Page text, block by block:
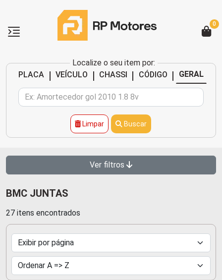
Localize o seu item por:
PLACA
| VEÍCULO | CHASSI | CÓDIGO | GERAL
Limpar Buscar
0
Ver filtros
BMC JUNTAS
27 itens encontrados